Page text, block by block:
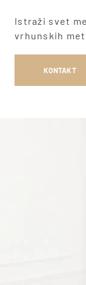
Istraži svet
vrhunskih
KONTAKT